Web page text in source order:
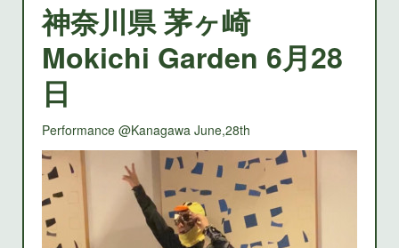
神奈川県 茅ヶ崎
Mokichi Garden 6月28
日
Performance @Kanagawa June,28th